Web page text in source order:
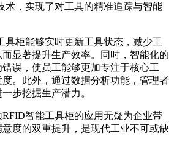
术，实现了对工具的精准追踪与智能
柜能够实时更新工具状态，减少工
显著提升生产效率。同时，智能化的
误，使员工能够更加专注于核心工
。此外，通过数据分析功能，管理者
步挖掘生产潜力。
智能工具柜的应用无疑为企业带
度的双重提升，是现代工业不可或缺